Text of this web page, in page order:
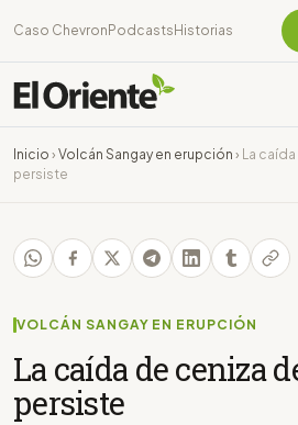
Caso Chevron Podcasts Historias
Inicio › Volcán Sangay en erupción ›
La
persiste
VOLCÁN SANGAY EN ERUPCIÓN
La caída de ceniza
persiste